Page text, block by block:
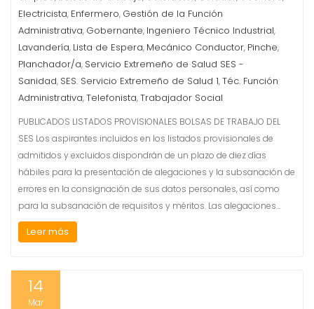
Electricista, Enfermero, Gestión de la Función
Administrativa, Gobernante, Ingeniero Técnico Industrial,
Lavandería, Lista de Espera, Mecánico Conductor, Pinche,
Planchador/a, Servicio Extremeño de Salud SES -
Sanidad, SES. Servicio Extremeño de Salud 1,Téc. Función
Administrativa,Telefonista,Trabajador Social
PUBLICADOS LISTADOS PROVISIONALES BOLSAS DE TRABAJO DEL
SES Los aspirantes incluidos en los listados provisionales de
admitidos y excluidos dispondrán de un plazo de diez días
hábiles para la presentación de alegaciones y la subsanación de
errores en la consignación de sus datos personales, así como
para la subsanación de requisitos y méritos. Las alegaciones…
Leer más
14
Mar